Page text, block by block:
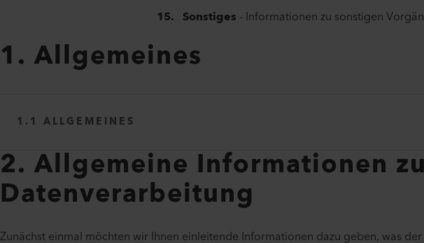
15. Sonstiges - Informationen zu sonstigen
1. Allgemeines
1.1 ALLGEMEINES
2. Allgemeine Informationen
Datenverarbeitung
Zunächst einmal möchten wir Ihnen einleitende Informationen dazu geben, was